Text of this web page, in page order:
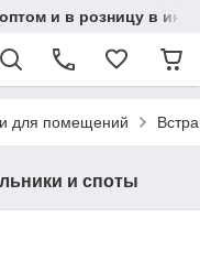
и в розницу в
для помещений
и споты